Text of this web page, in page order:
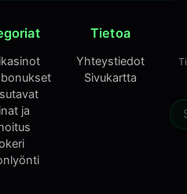
ja
Tietoa
Yhteystiedot
Sivukartta